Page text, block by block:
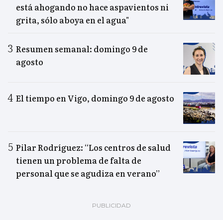
está ahogando no hace aspavientos ni
grita, sólo aboya en el agua"
Resumen semanal: domingo 9 de
agosto
El tiempo en Vigo, domingo 9 de agosto
Pilar Rodríguez: “Los centros de salud
tienen un problema de falta de
personal que se agudiza en verano”